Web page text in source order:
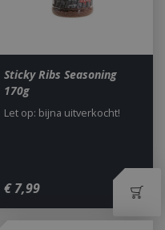
Sticky Ribs Seasoning
170g
€ 7,99
Let op: bijna uitverkocht!